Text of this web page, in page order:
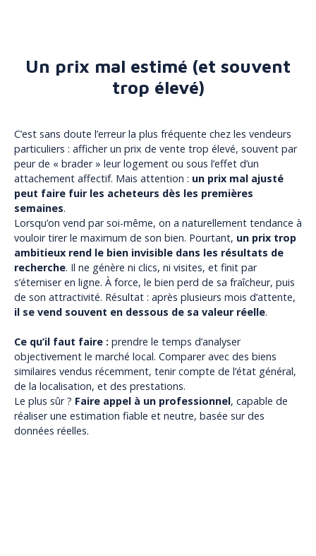
Un prix mal estimé (et souvent
trop élevé)
C’est sans doute l’erreur la plus fréquente chez les vendeurs
particuliers : afficher un prix de vente trop élevé, souvent par
peur de « brader » leur logement ou sous l’effet d’un
attachement affectif. Mais attention : un prix mal ajusté
peut faire fuir les acheteurs dès les premières
semaines.
Lorsqu’on vend par soi-même, on a naturellement tendance à
vouloir tirer le maximum de son bien. Pourtant, un prix trop
ambitieux rend le bien invisible dans les résultats de
recherche. Il ne génère ni clics, ni visites, et finit par
s’éterniser en ligne. À force, le bien perd de sa fraîcheur, puis
de son attractivité. Résultat : après plusieurs mois d’attente,
il se vend souvent en dessous de sa valeur réelle.
Ce qu’il faut faire : prendre le temps d’analyser
objectivement le marché local. Comparer avec des biens
similaires vendus récemment, tenir compte de l’état général,
de la localisation, et des prestations.
Le plus sûr ? Faire appel à un professionnel, capable de
réaliser une estimation fiable et neutre, basée sur des
données réelles.